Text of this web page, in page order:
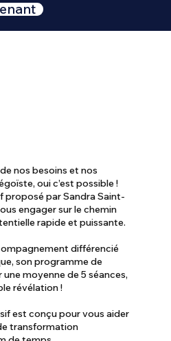
nos besoins et nos
oui c’est possible !
proposé par Sandra Saint-
engager sur le chemin
rapide et puissante.
différencié
son programme de
moyenne de 5 séances,
révélation !
est conçu pour vous aider
transformation